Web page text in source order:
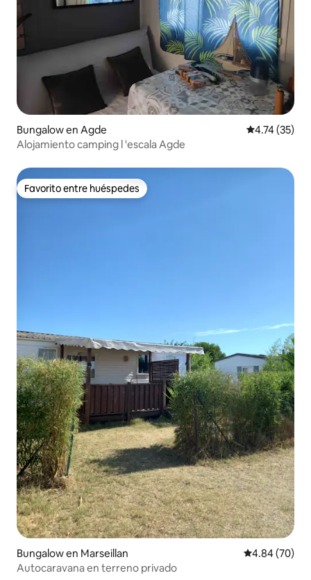
Bungalow en Agde Calificación
4.74 (35)
Alojamiento camping l 'escala Agde
Favorito entre huéspedes
Favorito entre huéspedes
Bungalow en Marseillan Calificación
4.84 (70)
Autocaravana en terreno privado